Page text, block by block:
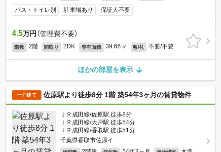
バス・トイレ別 駐車場あり 保証人不要
4.5万円 （管理費不要）
階数 2階 間取り 2DK 専有面積 39.66㎡ 敷/礼 不要/不要
ほかの部屋を表示
一戸建て 佐原駅より徒歩8分 1階 築54年3ヶ月の賃貸物件
ＪＲ成田線/佐原駅 徒歩8分
ＪＲ成田線/大戸駅 徒歩54分
ＪＲ成田線/香取駅 徒歩51分
千葉県香取市佐原イ